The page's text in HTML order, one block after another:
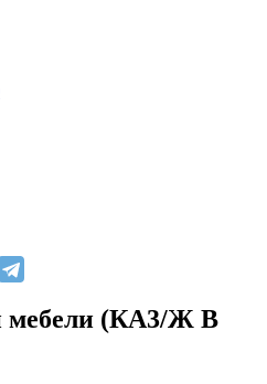
мебели (КА3/Ж В